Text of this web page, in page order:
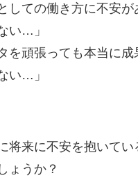
しての働き方に不安
い…」
を頑張っても本当に
い…」
将来に不安を抱いて
ょうか？